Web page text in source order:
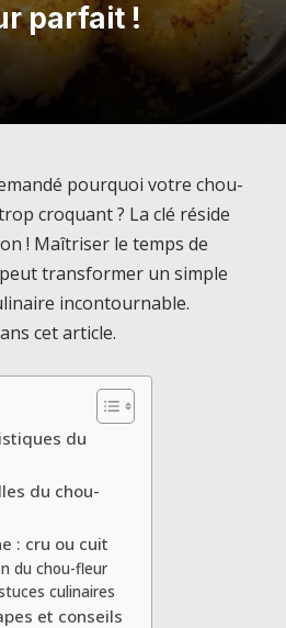
parfait !
pourquoi votre chou-
croquant ? La clé réside
! Maîtriser le temps de
transformer un simple
incontournable.
cet article.
du
du chou-
: cru ou cuit
du chou-fleur
culinaires
et conseils